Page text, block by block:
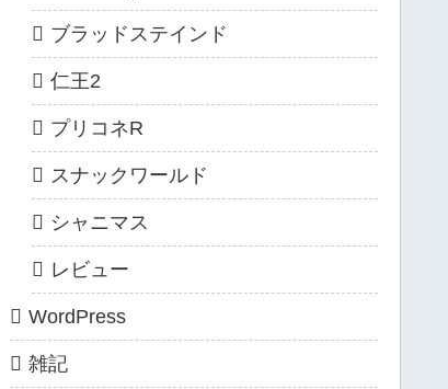
ブラッドステインド
仁王2
プリコネR
スナックワールド
シャニマス
レビュー
WordPress
雑記